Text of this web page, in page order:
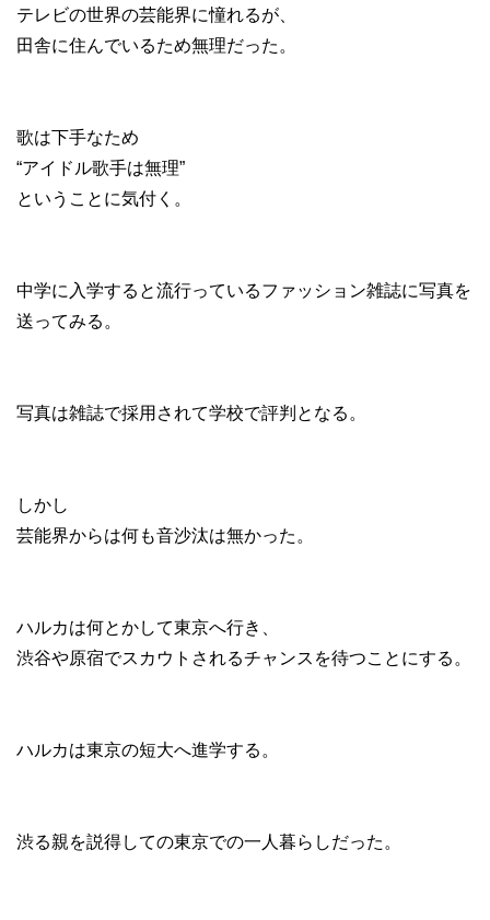
テレビの世界の芸能界に憧れるが、
田舎に住んでいるため無理だった。
歌は下手なため
“アイドル歌手は無理”
ということに気付く。
中学に入学すると流行っているファッション雑誌に写真を
送ってみる。
写真は雑誌で採用されて学校で評判となる。
しかし
芸能界からは何も音沙汰は無かった。
ハルカは何とかして東京へ行き、
渋谷や原宿でスカウトされるチャンスを待つことにする。
ハルカは東京の短大へ進学する。
渋る親を説得しての東京での一人暮らしだった。